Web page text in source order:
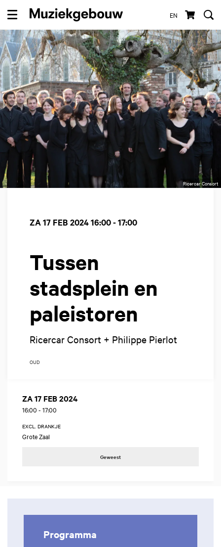
EN
Menu
Ricercar Consort
Tussen
stadsplein en
paleistoren
Ricercar Consort + Philippe Pierlot
ZA 17 FEB 202416:00 - 17:00
OUD
ZA 17 FEB 2024
16:00 - 17:00
EXCL. DRANKJE
Grote Zaal
Geweest
Programma